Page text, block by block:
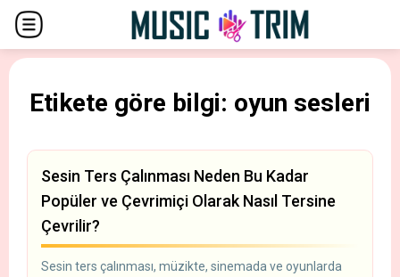
Etikete göre bilgi: oyun sesleri
Sesin Ters Çalınması Neden Bu Kadar
Popüler ve Çevrimiçi Olarak Nasıl Tersine
Çevrilir?
Sesin ters çalınması, müzikte, sinemada ve oyunlarda